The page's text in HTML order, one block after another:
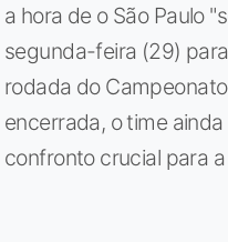
a hora de o São Paulo
segunda-feira (29)
rodada do
encerrada, o time
confronto crucial para